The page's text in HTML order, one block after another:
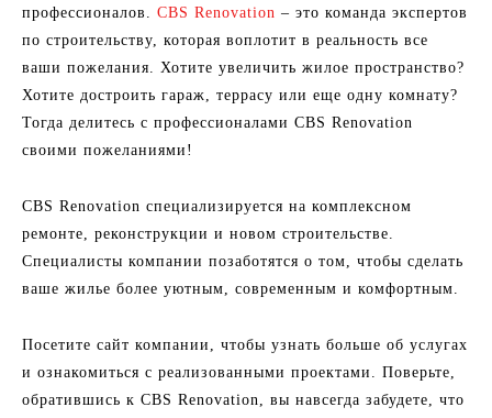
профессионалов. CBS Renovation – это команда экспертов
по строительству, которая воплотит в реальность все
ваши пожелания. Хотите увеличить жилое пространство?
Хотите достроить гараж, террасу или еще одну комнату?
Тогда делитесь с профессионалами CBS Renovation
своими пожеланиями!
CBS Renovation специализируется на комплексном
ремонте, реконструкции и новом строительстве.
Специалисты компании позаботятся о том, чтобы сделать
ваше жилье более уютным, современным и комфортным.
Посетите сайт компании, чтобы узнать больше об услугах
и ознакомиться с реализованными проектами. Поверьте,
обратившись к CBS Renovation, вы навсегда забудете, что